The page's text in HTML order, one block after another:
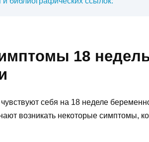
18
себя на 18 неделе
возникать некоторые симптомы,